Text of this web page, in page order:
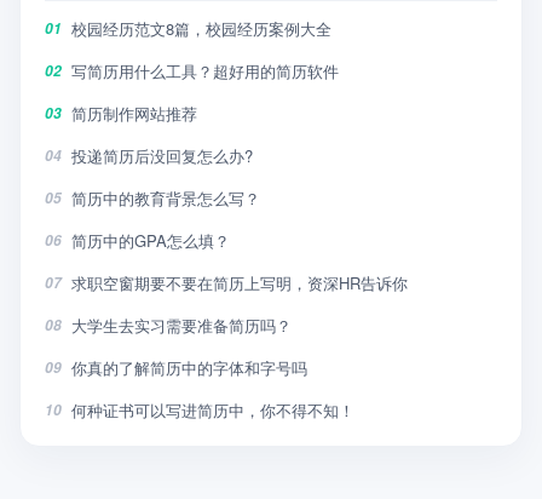
01 校园经历范文8篇，校园经历案例大全
02 写简历用什么工具？超好用的简历软件
03 简历制作网站推荐
04 投递简历后没回复怎么办?
05 简历中的教育背景怎么写？
06 简历中的GPA怎么填？
07 求职空窗期要不要在简历上写明，资深HR告诉你
08 大学生去实习需要准备简历吗？
09 你真的了解简历中的字体和字号吗
10 何种证书可以写进简历中，你不得不知！